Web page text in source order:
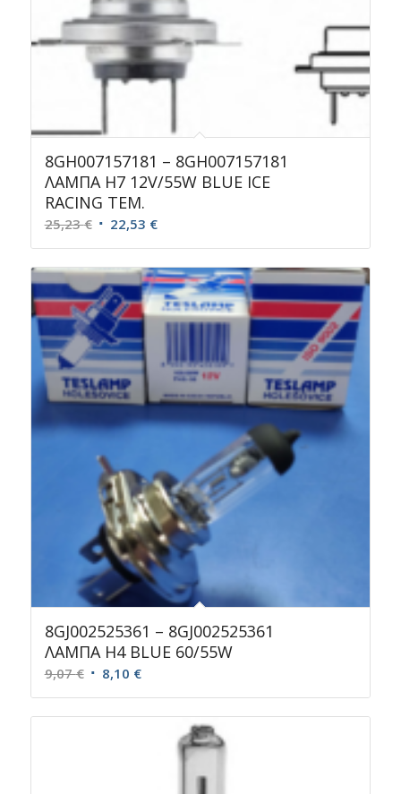
8GH007157181 – 8GH007157181
ΛΑΜΠΑ Η7 12V/55W BLUE ICE
RACING TEM.
25,23€ Original
price
was:
25,23 €.
22,53 €Η
τρέχουσα
τιμή
είναι:
22,53 €.
8GJ002525361 – 8GJ002525361
ΛΑΜΠΑ Η4 BLUE 60/55W
9,07€ Original
price
was:
8,10 €Η
τρέχουσα
τιμή
8,10 €.